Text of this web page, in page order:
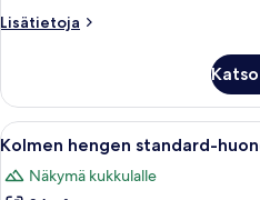
Lisätietoja
Lisätietoja
standard-
huone
Avaa
kaikki
huonetyypin
6
Kolmen hengen standard-
Näkymä kukkulalle